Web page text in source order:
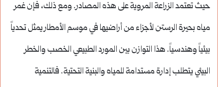
حيث تعتمد الزراعة المروية على هذه المصادر. ومع ذلك، فإن غمر
مياه بحيرة الرستن لأجزاء من أراضيها في موسم الأمطار يمثل تحدياً
بيئياً وهندسياً. هذا التوازن بين المورد الطبيعي الخصب والخطر
البيئي يتطلب إدارة مستدامة للمياه والبنية التحتية. فالتنمية